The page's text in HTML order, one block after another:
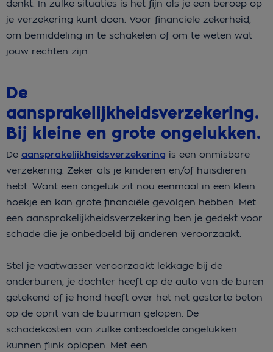
denkt. In zulke situaties is het fijn als je een beroep op
je verzekering kunt doen. Voor financiële zekerheid,
om bemiddeling in te schakelen of om te weten wat
jouw rechten zijn.
De
aansprakelijkheidsverzekering.
Bij kleine en grote ongelukken.
De aansprakelijkheidsverzekering is een onmisbare
verzekering. Zeker als je kinderen en/of huisdieren
hebt. Want een ongeluk zit nou eenmaal in een klein
hoekje en kan grote financiële gevolgen hebben. Met
een aansprakelijkheidsverzekering ben je gedekt voor
schade die je onbedoeld bij anderen veroorzaakt.
Stel je vaatwasser veroorzaakt lekkage bij de
onderburen, je dochter heeft op de auto van de buren
getekend of je hond heeft over het net gestorte beton
op de oprit van de buurman gelopen. De
schadekosten van zulke onbedoelde ongelukken
kunnen flink oplopen. Met een